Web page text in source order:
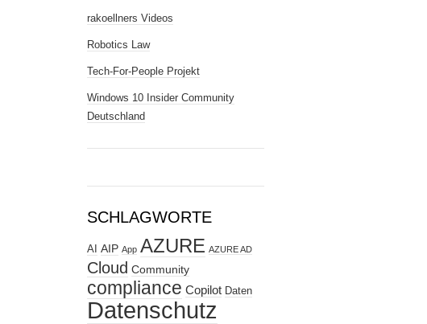
rakoellners Videos
Robotics Law
Tech-For-People Projekt
Windows 10 Insider Community
Deutschland
SCHLAGWORTE
AI AIP App AZURE AZURE AD
Cloud Community
compliance Copilot Daten
Datenschutz